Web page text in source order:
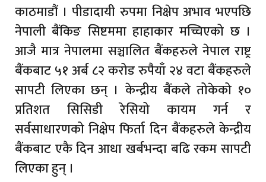
काठमाडौं । पीडादायी रुपमा निक्षेप अभाव भएपछि
नेपाली बैंकिङ सिष्टममा हाहाकार मच्चिएको छ ।
आजै मात्र नेपालमा सञ्चालित बैंकहरुले नेपाल राष्ट्र
बैंकबाट ५१ अर्ब ८२ करोड रुपैयाँ २४ वटा बैंकहरुले
सापटी लिएका छन् । केन्द्रीय बैंकले तोकेको १०
प्रतिशत सिसिडी रेसियो कायम गर्न र
सर्वसाधारणको निक्षेप फिर्ता दिन बैंकहरुले केन्द्रीय
बैंकबाट एकै दिन आधा खर्बभन्दा बढि रकम सापटी
लिएका हुन् ।